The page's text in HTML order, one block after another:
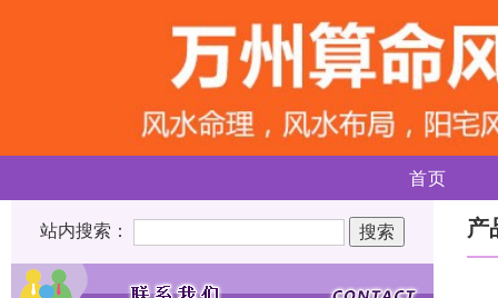
首页
站内搜索： 产